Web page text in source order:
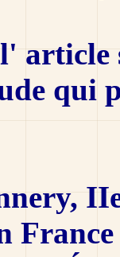
article
qui